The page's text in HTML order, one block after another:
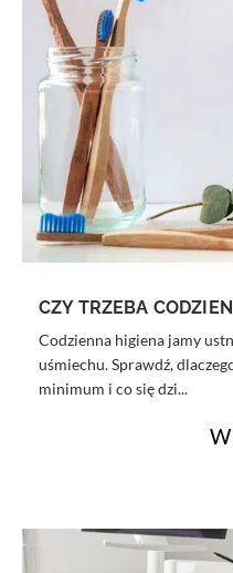
CZY TRZEBA
Codzienna higiena jamy
uśmiechu. Sprawdź,
minimum i co się dzi...